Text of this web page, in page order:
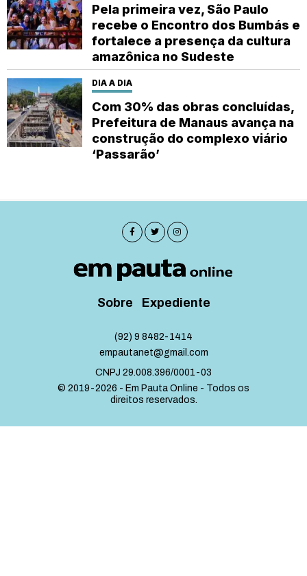
Pela primeira vez, São Paulo
recebe o Encontro dos Bumbás e
fortalece a presença da cultura
amazônica no Sudeste
DIA A DIA
Com 30% das obras concluídas,
Prefeitura de Manaus avança na
construção do complexo viário
‘Passarão’
Sobre Expediente
(92) 9 8482-1414
empautanet@gmail.com
CNPJ 29.008.396/0001-03
© 2019-2026 - Em Pauta Online - Todos os
direitos reservados.